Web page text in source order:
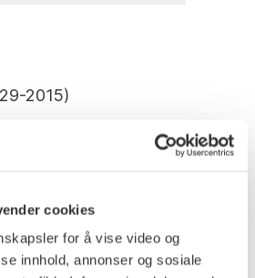
cookies
for å vise video og
innhold, annonser og sosiale
2015)